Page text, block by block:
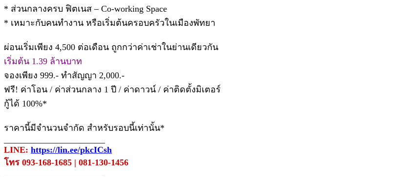
* ส่วนกลางครบ ฟิตเนส – Co-working Space
* เหมาะกับคนทำงาน หรือเริ่มต้นครอบครัวในเมืองพัทยา
ผ่อนเริ่มเพียง 4,500 ต่อเดือน ถูกกว่าค่าเช่าในย่านเดียวกัน
เริ่มต้น 1.39 ล้านบาท
จองเพียง 999.- ทำสัญญา 2,000.-
ฟรี! ค่าโอน / ค่าส่วนกลาง 1 ปี / ค่าดาวน์ / ค่าติดตั้งมิเตอร์
กู้ได้ 100%*
ราคานี้มีจำนวนจำกัด สำหรับรอบนี้เท่านั้น*
LINE: https://lin.ee/pkcICsh
โทร 093-168-1685 | 081-130-1456